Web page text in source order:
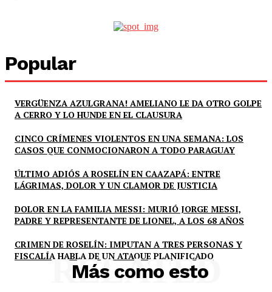
Popular
VERGÜENZA AZULGRANA! AMELIANO LE DA OTRO GOLPE
A CERRO Y LO HUNDE EN EL CLAUSURA
CINCO CRÍMENES VIOLENTOS EN UNA SEMANA: LOS
CASOS QUE CONMOCIONARON A TODO PARAGUAY
ÚLTIMO ADIÓS A ROSELÍN EN CAAZAPÁ: ENTRE
LÁGRIMAS, DOLOR Y UN CLAMOR DE JUSTICIA
DOLOR EN LA FAMILIA MESSI: MURIÓ JORGE MESSI,
PADRE Y REPRESENTANTE DE LIONEL, A LOS 68 AÑOS
CRIMEN DE ROSELÍN: IMPUTAN A TRES PERSONAS Y
FISCALÍA HABLA DE UN ATAQUE PLANIFICADO
Más como esto
RELATED